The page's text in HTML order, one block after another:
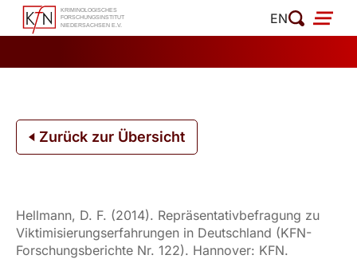
Zum
Inhalt
EN
Zurück zur Übersicht
Hellmann, D. F. (2014). Repräsentativbefragung zu
Viktimisierungserfahrungen in Deutschland (KFN-
Forschungsberichte Nr. 122). Hannover: KFN.